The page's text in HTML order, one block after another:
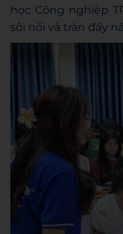
học Công nghiệp
sôi nổi và tràn đầy